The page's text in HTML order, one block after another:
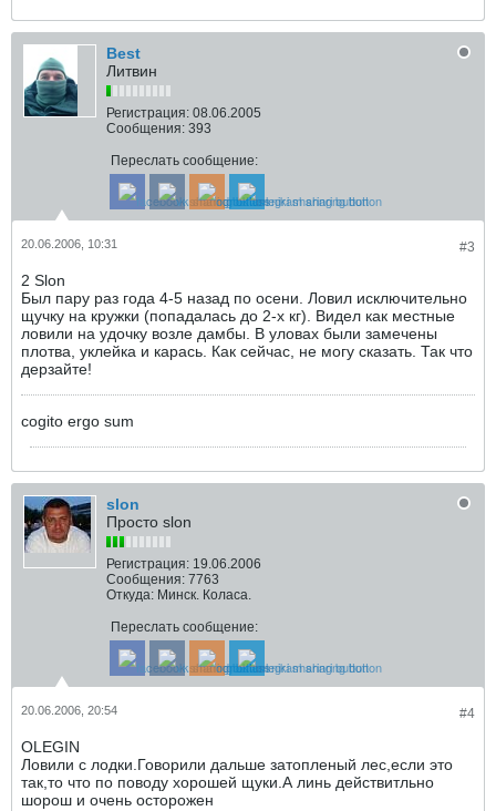
Best
Литвин
Регистрация: 08.06.2005
Сообщения: 393
Переслать сообщение:
#3
20.06.2006, 10:31
2 Slon
Был пару раз года 4-5 назад по осени. Ловил исключительно
щучку на кружки (попадалась до 2-х кг). Видел как местные
ловили на удочку возле дамбы. В уловах были замечены
плотва, уклейка и карась. Как сейчас, не могу сказать. Так что
дерзайте!
cogito ergo sum
slon
Просто slon
Регистрация: 19.06.2006
Сообщения: 7763
Откуда: Минск. Коласа.
Переслать сообщение:
#4
20.06.2006, 20:54
OLEGIN
Ловили с лодки.Говорили дальше затопленый лес,если это
так,то что по поводу хорошей щуки.А линь действитльно
шорош и очень осторожен